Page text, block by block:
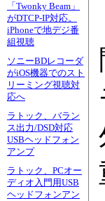
「Twonky Beam」
がDTCP-IP対応。
iPhoneで地デジ番
組視聴
ソニーBDレコーダ
がiOS機器でのスト
リーミング視聴対
応へ
ラトック、バラン
ス出力/DSD対応
USBヘッドフォン
アンプ
ラトック、PCオー
ディオ入門用USB
ヘッドフォンアン